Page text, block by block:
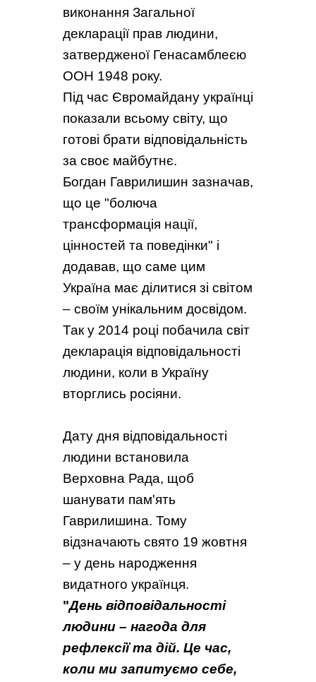
виконання Загальної
декларації прав людини,
затвердженої Генасамблеєю
ООН 1948 року.
Під час Євромайдану українці
показали всьому світу, що
готові брати відповідальність
за своє майбутнє.
Богдан Гаврилишин зазначав,
що це "болюча
трансформація нації,
цінностей та поведінки" і
додавав, що саме цим
Україна має ділитися зі світом
– своїм унікальним досвідом.
Так у 2014 році побачила світ
декларація відповідальності
людини, коли в Україну
вторглись росіяни.
Дату дня відповідальності
людини встановила
Верховна Рада, щоб
шанувати пам'ять
Гаврилишина. Тому
відзначають свято 19 жовтня
– у день народження
видатного українця.
"День відповідальності
людини – нагода для
рефлексії та дій. Це час,
коли ми запитуємо себе,